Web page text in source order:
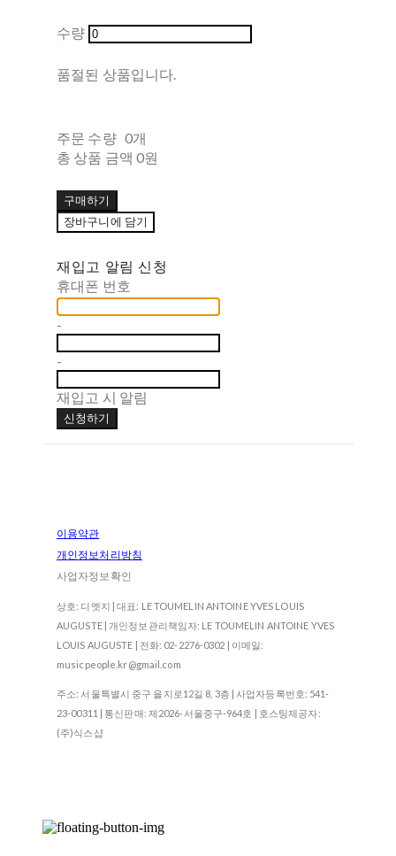
수량
품절된 상품입니다.
주문 수량 0개
총 상품 금액 0원
구매하기
장바구니에 담기
재입고 알림 신청
휴대폰 번호
-
-
재입고 시 알림
신청하기
이용약관
개인정보처리방침
사업자정보확인
상호: 디엣지 | 대표: LE TOUMELIN ANTOINE YVES LOUIS
AUGUSTE | 개인정보관리책임자: LE TOUMELIN ANTOINE YVES
LOUIS AUGUSTE | 전화: 02-2276-0302 | 이메일:
musicpeople.kr@gmail.com
주소: 서울특별시 중구 을지로12길 8, 3층 | 사업자등록번호: 541-
23-00311 | 통신판매: 제2026-서울중구-964호 | 호스팅제공자:
(주)식스샵